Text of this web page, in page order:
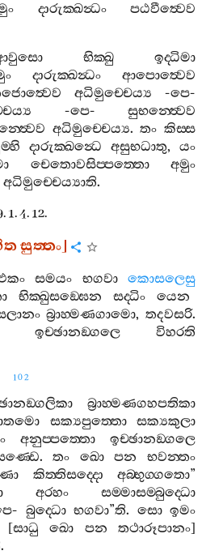
දාරුක‍්ඛන්‍ධං
පඨවීත්‍වෙව
භික‍්ඛු
ඉද‍්ධිමා
දාරුක‍්ඛන්‍ධං
ආපොත්‍වෙව
අධිමුච‍්චෙය්‍ය -පෙ-
-පෙ-සුභන‍්ත්‍වෙව
අධිමුච‍්චෙය්‍ය.තං කිස‍්ස
දාරුක‍්ඛන්‍ධෙ අසුභධාතු, යං
චෙතොවසිප‍්පත‍්තො
අමුං
අධිමුච‍්චෙය්‍යාති.
1. 4. 12.
සුත‍්තං]
සමයං භගවා
කොසලෙසු
භික‍්ඛුසඞ‍්ඝෙන සද‍්ධිං
යෙන
බ්‍රාහ‍්මණගාමො, තදවසරි.
ඉච‍්ඡානඞ‍්ගලෙ
විහරති
102
බ්‍රාහ‍්මණගහපතිකා
සක්‍යපුත‍්තො
සක්‍යකුලා
අනුප‍්පත‍්තො
ඉච‍්ඡානඞ‍්ගලෙ
.තං ඛො පන
භවන‍්තං
කිත‍්තිසද‍්දො අබ‍්භුග‍්ගතො”
අරහං
සම‍්මාසම‍්බුද‍්ධො
- බුද‍්ධො භගවා”ති. සො ඉමං
[සාධු ඛො පන තථාරූපානං]
.